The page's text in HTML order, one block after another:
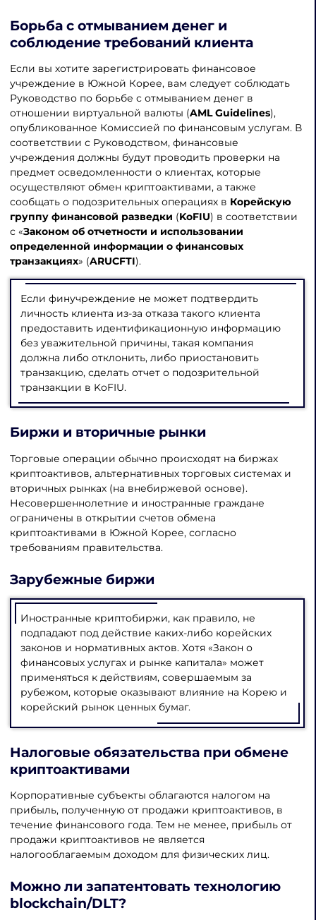
Борьба с отмыванием денег и
соблюдение требований клиента
Если вы хотите зарегистрировать финансовое
учреждение в Южной Корее, вам следует соблюдать
Руководство по борьбе с отмыванием денег в
отношении виртуальной валюты (AML Guidelines),
опубликованное Комиссией по финансовым услугам. В
соответствии с Руководством, финансовые
учреждения должны будут проводить проверки на
предмет осведомленности о клиентах, которые
осуществляют обмен криптоактивами, а также
сообщать о подозрительных операциях в Корейскую
группу финансовой разведки (KoFIU) в соответствии
с «Законом об отчетности и использовании
определенной информации о финансовых
транзакциях» (ARUCFTI).
Если финучреждение не может подтвердить
личность клиента из-за отказа такого клиента
предоставить идентификационную информацию
без уважительной причины, такая компания
должна либо отклонить, либо приостановить
транзакцию, сделать отчет о подозрительной
транзакции в KoFIU.
Биржи и вторичные рынки
Торговые операции обычно происходят на биржах
криптоактивов, альтернативных торговых системах и
вторичных рынках (на внебиржевой основе).
Несовершеннолетние и иностранные граждане
ограничены в открытии счетов обмена
криптоактивами в Южной Корее, согласно
требованиям правительства.
Зарубежные биржи
Иностранные криптобиржи, как правило, не
подпадают под действие каких-либо корейских
законов и нормативных актов. Хотя «Закон о
финансовых услугах и рынке капитала» может
применяться к действиям, совершаемым за
рубежом, которые оказывают влияние на Корею и
корейский рынок ценных бумаг.
Налоговые обязательства при обмене
криптоактивами
Корпоративные субъекты облагаются налогом на
прибыль, полученную от продажи криптоактивов, в
течение финансового года. Тем не менее, прибыль от
продажи криптоактивов не является
налогооблагаемым доходом для физических лиц.
Можно ли запатентовать технологию
blockchain/DLT?